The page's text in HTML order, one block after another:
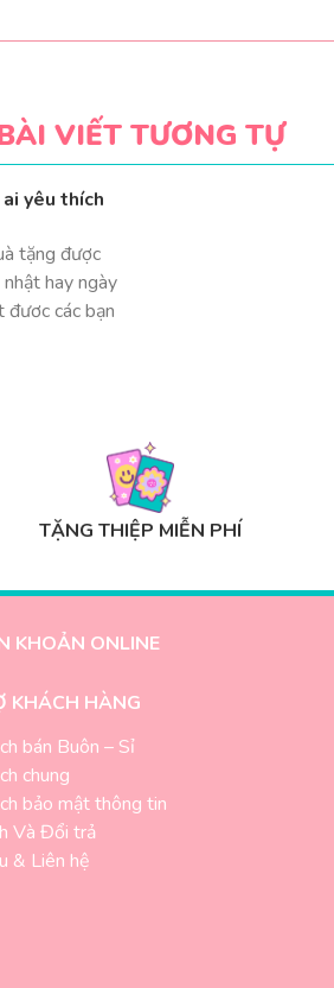
VIẾT TƯƠNG TỰ
yêu thích
tặng được
hay ngày
đươc các bạn
TẶNG THIỆP MIỄN PHÍ
KHOẢN ONLINE
KHÁCH HÀNG
bán Buôn – Sỉ
chung
bảo mật thông tin
Và Đổi trả
& Liên hệ